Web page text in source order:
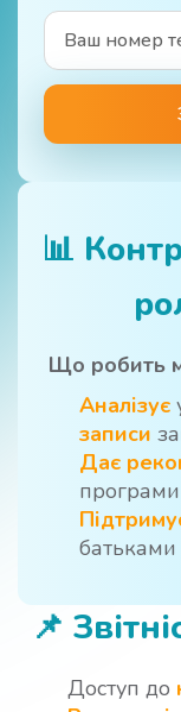
📊
Що робить
Аналізує
записи
Дає
програми
батьками
📌
Доступ до